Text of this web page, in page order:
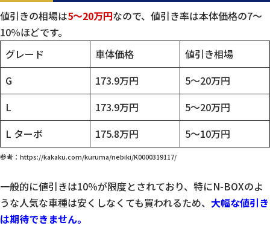
値引きの相場は5～20万円なので、値引き率は本体価格の7〜
10％ほどです。
グレード
車体価格
値引き相場
G
173.9万円
5～20万円
L
173.9万円
5～20万円
L ターボ
175.8万円 5～10万円
参考：https://kakaku.com/kuruma/nebiki/K0000319117/
一般的に値引きは10％が限度とされており、特にN-BOXのよ
うな人気な車種は安くしなくても買われるため、 大幅な値引き
は期待できません。